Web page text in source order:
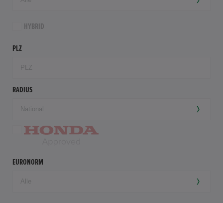
HYBRID
PLZ
RADIUS
EURONORM